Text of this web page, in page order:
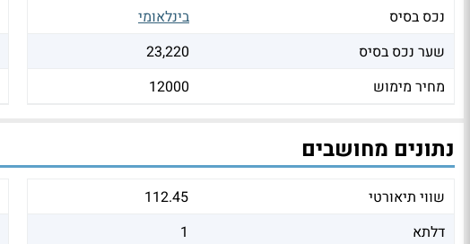
נכס בסיס
בינלאומי
שער נכס בסיס
23,220
מחיר מימוש
12000
נתונים מחושבים
שווי תיאורטי
112.45
דלתא
1